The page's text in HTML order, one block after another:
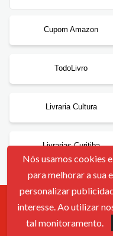
Cupom Amazon
TodoLivro
Livraria Cultura
Livrarias Curitiba
Contato Sobre Nós
Nós usamos cookies
para melhorar a sua
personalizar
interesse. Ao utilizar
tal monitoramento.